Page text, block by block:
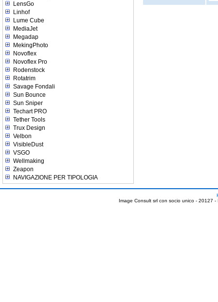
LensGo
Linhof
Lume Cube
MediaJet
Megadap
MekingPhoto
Novoflex
Novoflex Pro
Rodenstock
Rotatrim
Savage Fondali
Sun Bounce
Sun Sniper
Techart PRO
Tether Tools
Trux Design
Velbon
VisibleDust
VSGO
Wellmaking
Zeapon
NAVIGAZIONE PER TIPOLOGIA
Image Consult srl con socio unico - 20127